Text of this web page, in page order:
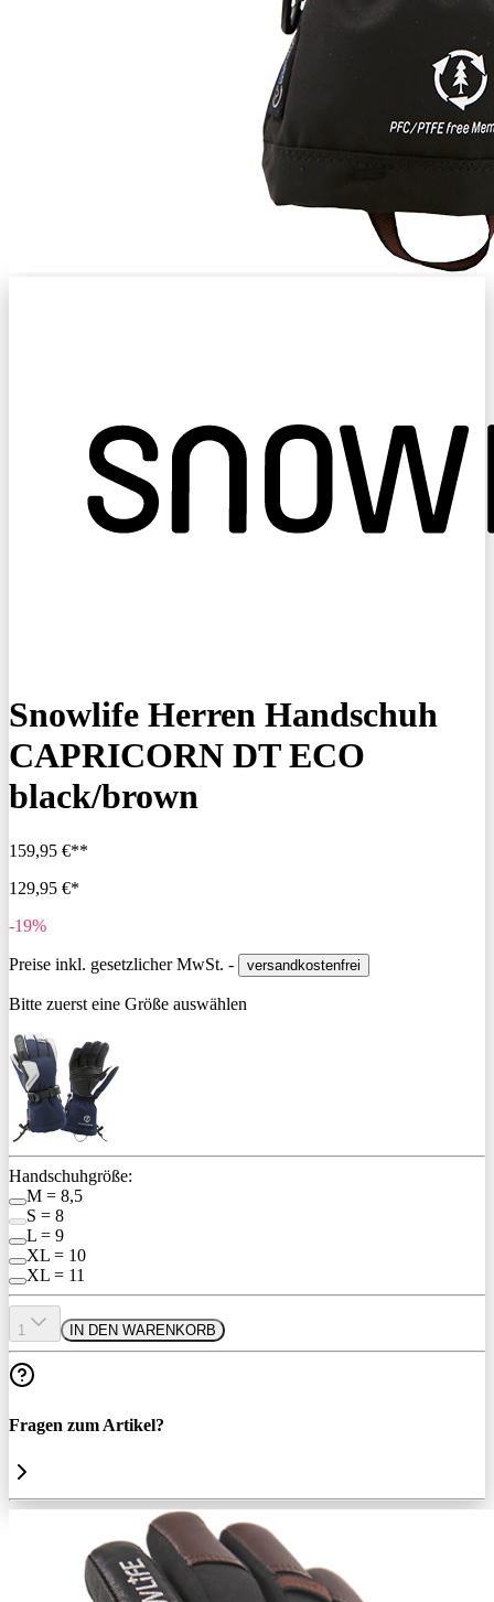
Snowlife Herren Handschuh
CAPRICORN DT ECO
black/brown
159,95 €**
129,95 €*
-19%
Preise inkl. gesetzlicher MwSt. - versandkostenfrei
Bitte zuerst eine Größe auswählen
Handschuhgröße:
M = 8,5
S = 8
L = 9
XL = 10
XL = 11
1 IN DEN WARENKORB
Fragen zum Artikel?